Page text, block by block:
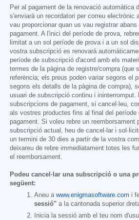
Per al pagament de la renovació automàtica
s'enviarà un recordatori per correu electrònic
vau proporcionar quan us vau registrar
pagament. A l'inici del període de prova,
limitat a un sol període de prova i a un sol
vostra subscripció es renovarà
període de subscripció d'acord amb els
termes de la pàgina de registre/compra (que
referència; els preus poden variar segons el
segons els detalls de la pàgina de compra),
usuari de subscripció continu i ininterromput.
subscripcions de pagament, si cancel·leu,
als vostres productes fins al final del període
pagament. Si voleu rebre un reemborsament
subscripció actual, heu de cancel·lar i
un termini de 30 dies a partir de la vostra
deixareu de rebre immediatament totes les
el reemborsament.
Podeu cancel·lar una subscripció o una
següent:
Aneu a www.enigmasoftware.com i
sessió" a la cantonada superior
Inicia la sessió amb el teu nom